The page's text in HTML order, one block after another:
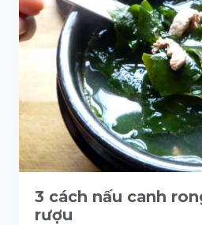
3 cách nấu canh
rượu